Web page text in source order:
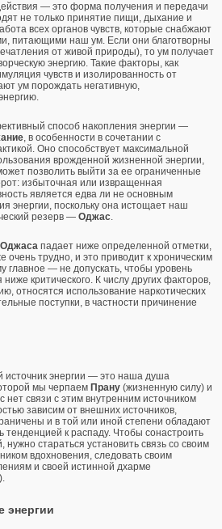
— это форма получения и передачи
не только принятие пищи, дыхание и
всех органов чувств, которые снабжают
питающими наш ум. Если они благотворны
от живой природы), то ум получает
энергию. Такие факторы, как
чувств и изолированность от
ум порождать негативную,
способ накопления энергии —
, в особенности в сочетании с
Оно способствует максимальной
врожденной жизненной энергии,
позволить выйти за ее ограниченные
избыточная или извращенная
является едва ли не основным
энергии, поскольку она истощает наш
резерв — Оджас.
Оджаса падает ниже определенной отметки,
очень трудно, и это приводит к хроническим
главное — не допускать, чтобы уровень
ниже критического. К числу других факторов,
относятся использование наркотических
поступки, в частности причинение
энергии — это наша душа
мы черпаем Прану (жизненную силу) и
нет связи с этим внутренним источником
зависим от внешних источников,
и в той или иной степени обладают
тенденцией к распаду. Чтобы сонастроить
нужно стараться установить связь со своим
вдохновения, следовать своим
и своей истинной дхарме
энергии